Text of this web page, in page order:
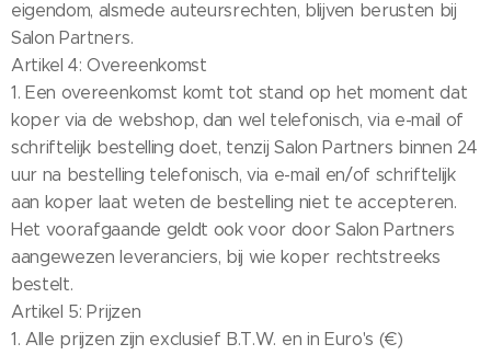
eigendom, alsmede auteursrechten, blijven berusten bij
Salon Partners.
Artikel 4: Overeenkomst
1. Een overeenkomst komt tot stand op het moment dat
koper via de webshop, dan wel telefonisch, via e-mail of
schriftelijk bestelling doet, tenzij Salon Partners binnen 24
uur na bestelling telefonisch, via e-mail en/of schriftelijk
aan koper laat weten de bestelling niet te accepteren.
Het voorafgaande geldt ook voor door Salon Partners
aangewezen leveranciers, bij wie koper rechtstreeks
bestelt.
Artikel 5: Prijzen
1. Alle prijzen zijn exclusief B.T.W. en in Euro's (€)